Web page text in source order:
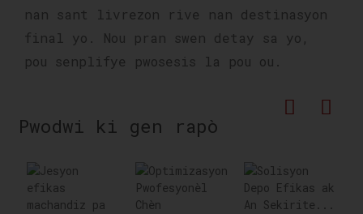
nan sant livrezon rive nan destinasyon
final yo. Nou pran swen detay sa yo,
pou senplifye pwosesis la pou ou.
Pwodwi ki gen rapò